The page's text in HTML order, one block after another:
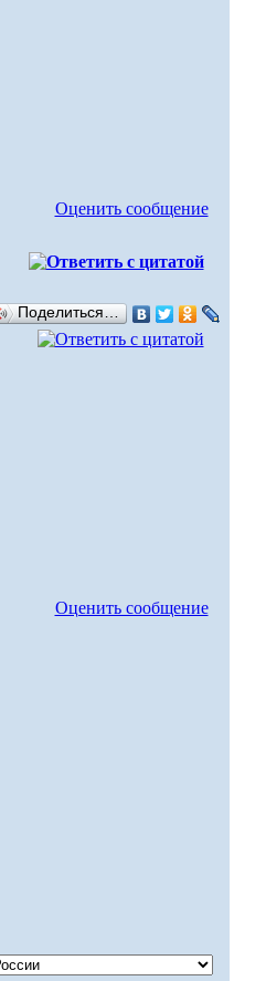
Оценить сообщение
Поделиться…
Оценить сообщение